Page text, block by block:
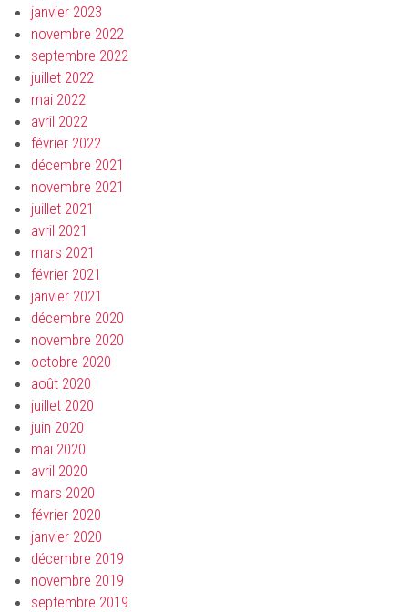
janvier 2023
novembre 2022
septembre 2022
juillet 2022
mai 2022
avril 2022
février 2022
décembre 2021
novembre 2021
juillet 2021
avril 2021
mars 2021
février 2021
janvier 2021
décembre 2020
novembre 2020
octobre 2020
août 2020
juillet 2020
juin 2020
mai 2020
avril 2020
mars 2020
février 2020
janvier 2020
décembre 2019
novembre 2019
septembre 2019